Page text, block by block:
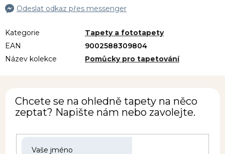
Odeslat odkaz přes messenger
Kategorie
Tapety a fototapety
EAN
9002588309804
Název kolekce
Pomůcky pro tapetování
Chcete se na ohledně tapety na něco
zeptat? Napište nám nebo zavolejte.